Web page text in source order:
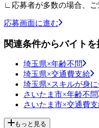
∟応募者が多数の場合、ご
応募画面に進む
関連条件からバイトを
埼玉県×年齢不問
埼玉県×交通費支給
埼玉県×スキルが身に
さいたま市×年齢不問
さいたま市×交通費
もっと見る